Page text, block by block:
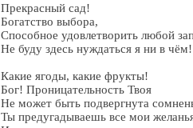
Прекрасный сад!
Богатство выбора,
Способное удовлетворить любой
Не буду здесь нуждаться я ни в чём!
Какие ягоды, какие фрукты!
Бог! Проницательность Твоя
Не может быть подвергнута
Ты предугадываешь все мои